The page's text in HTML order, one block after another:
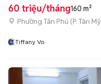
60 triệu/tháng160 m²
Phường Tân Phú (P. Tân Mỹ
Tiffany Vo